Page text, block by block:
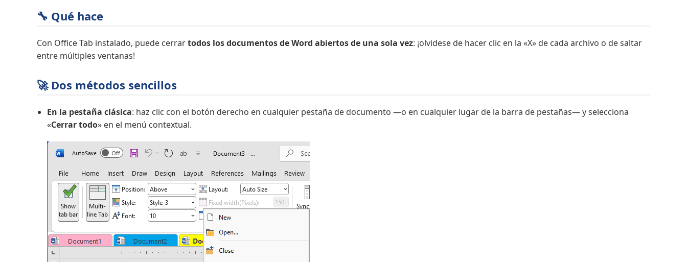
🔧 Qué hace
Con Office Tab instalado, puede cerrartodos los documentos de Word abiertos de una sola vez: ¡olvidese de hacer clic en la «X» de cada archivo o de saltar
entre múltiples ventanas!
🚀 Dos métodos sencillos
En la pestaña clásica: haz clic con el botón derecho en cualquier pestaña de documento —o en cualquier lugar de la barra de pestañas— y selecciona
«Cerrar todo» en el menú contextual.